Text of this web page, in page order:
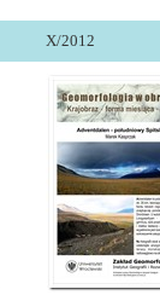
X/2012